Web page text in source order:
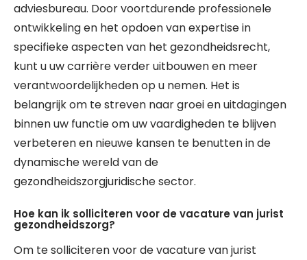
adviesbureau. Door voortdurende professionele
ontwikkeling en het opdoen van expertise in
specifieke aspecten van het gezondheidsrecht,
kunt u uw carrière verder uitbouwen en meer
verantwoordelijkheden op u nemen. Het is
belangrijk om te streven naar groei en uitdagingen
binnen uw functie om uw vaardigheden te blijven
verbeteren en nieuwe kansen te benutten in de
dynamische wereld van de
gezondheidszorgjuridische sector.
Hoe kan ik solliciteren voor de vacature van jurist
gezondheidszorg?
Om te solliciteren voor de vacature van jurist